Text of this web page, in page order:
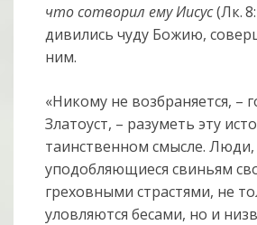
что сотворил ему Иисус(Лк.
дивились чуду Божию,
ним.
«Никому не возбраняется, –
Златоуст, – разуметь эту
таинственном смысле. Люди,
уподобляющиеся свиньям
греховными страстями, не
уловляются бесами, но и